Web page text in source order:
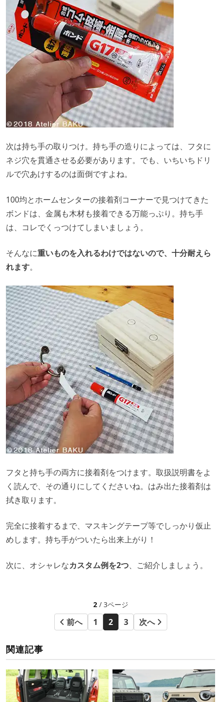
次は持ち手の取りつけ。持ち手の造りによっては、フタに
ネジ穴を貫通させる必要があります。でも、いちいちドリ
ルで穴あけするのは面倒ですよね。
100均とホームセンターの接着剤コーナーで見つけてきた
ボンドは、金属も木材も接着できる万能っぷり。持ち手
は、コレでくっつけてしまいましょう。
そんなに重いものを入れるわけではないので、十分耐えら
れます。
フタと持ち手の両方に接着剤をつけます。取扱説明書をよ
く読んで、その通りにしてくださいね。はみ出た接着剤は
拭き取ります。
完全に接着するまで、マスキングテープ等でしっかり仮止
めします。持ち手がついたら出来上がり！
次に、オシャレなカスタム例を2つ、ご紹介しましょう。
2/ 3ページ
前へ 1 2 3 次へ
関連記事